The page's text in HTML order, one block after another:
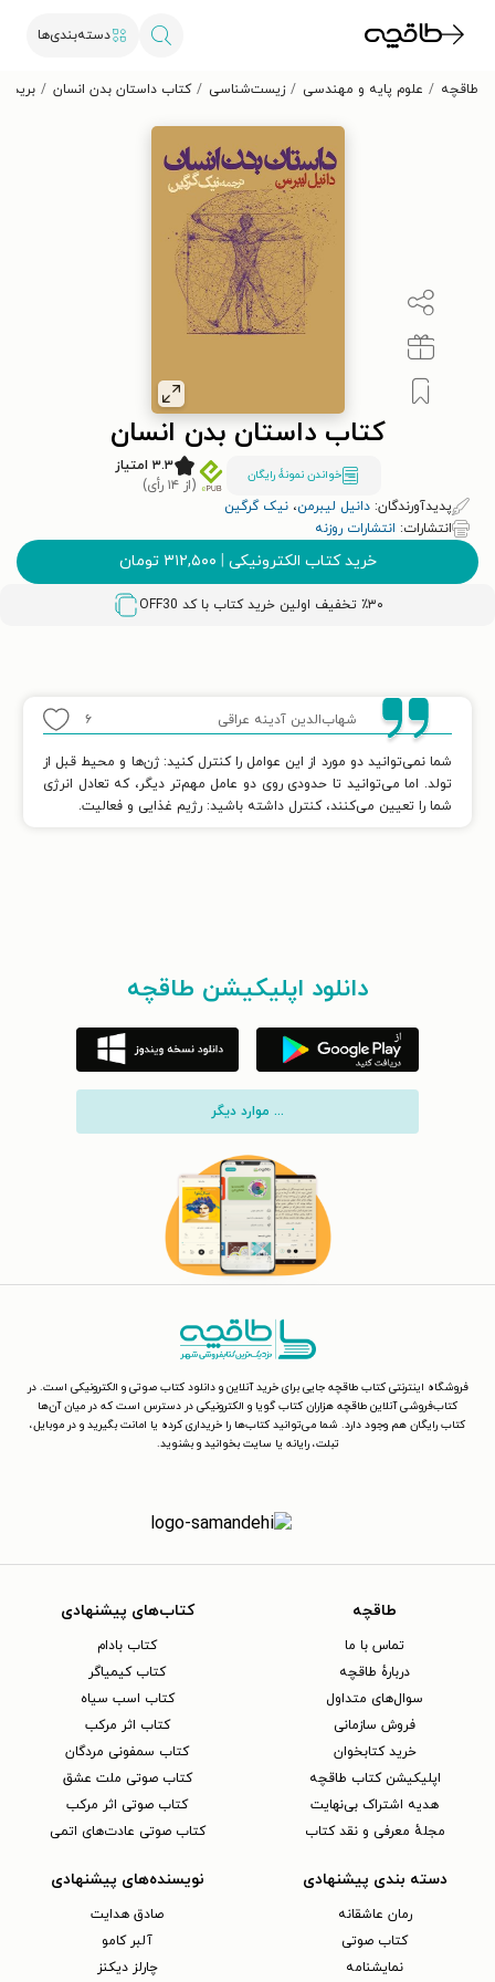
دسته‌بندی‌ها
طاقچه علوم پایه و مهندسی زیست‌شناسی کتاب داستان بدن انسان
کتاب داستان بدن انسان
خواندن نمونۀ رایگان
۳.۳ امتیاز
(از ۱۴ رأی)
پدیدآورندگان: دانیل لیبرمن، نیک گرگین
انتشارات: انتشارات روزنه
خرید کتاب الکترونیکی | ۳۱۲,۵۰۰ تومان
٪۳۰ تخفیف اولین خرید کتاب با کد OFF30
شهاب‌الدین آدینه عراقی ۶
شما نمی‌توانید دو مورد از این عوامل را کنترل کنید: ژن‌ها و محیط قبل از
تولد. اما می‌توانید تا حدودی روی دو عامل مهم‌تر دیگر، که تعادل انرژی
شما را تعیین می‌کنند، کنترل داشته باشید: رژیم غذایی و فعالیت.
دانلود اپلیکیشن طاقچه
... موارد دیگر
فروشگاه اینترنتی کتاب طاقچه جایی برای خرید آنلاین و دانلود کتاب صوتی و الکترونیکی است. در
کتاب‌فروشی آنلاین طاقچه هزاران کتاب گویا و الکترونیکی در دسترس است که در میان آن‌ها
کتاب رایگان هم وجود دارد. شما می‌توانید کتاب‌ها را خریداری کرده یا امانت بگیرید و در موبایل،
تبلت، رایانه یا سایت بخوانید و بشنوید.
طاقچه
تماس با ما
دربارهٔ طاقچه
سوال‌های متداول
فروش سازمانی
خرید کتابخوان
اپلیکیشن کتاب طاقچه
هدیه اشتراک بی‌نهایت
مجلهٔ معرفی و نقد کتاب
کتاب‌های پیشنهادی
کتاب بادام
کتاب کیمیاگر
کتاب اسب سیاه
کتاب اثر مرکب
کتاب سمفونی مردگان
کتاب صوتی ملت عشق
کتاب صوتی اثر مرکب
کتاب صوتی عادت‌های اتمی
دسته بندی پیشنهادی
رمان عاشقانه
کتاب‌ صوتی
نمایشنامه
نویسنده‌های پیشنهادی
صادق هدایت
آلبر کامو
چارلز دیکنز